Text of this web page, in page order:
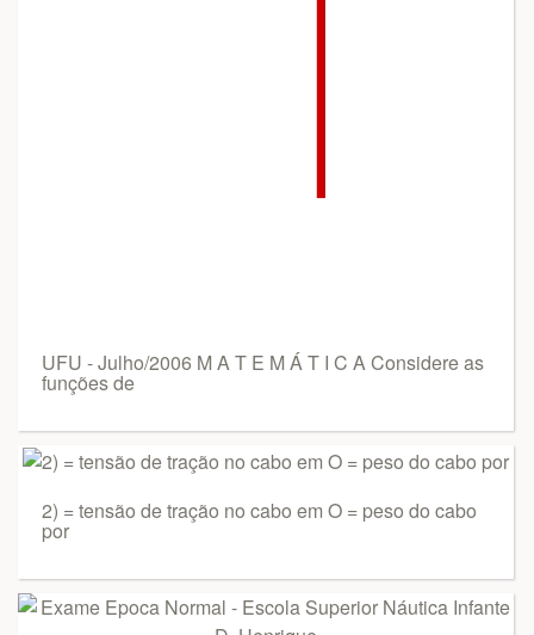
UFU - Julho/2006 M A T E M Á T I C A Considere as
funções de
2) = tensão de tração no cabo em O = peso do cabo
por